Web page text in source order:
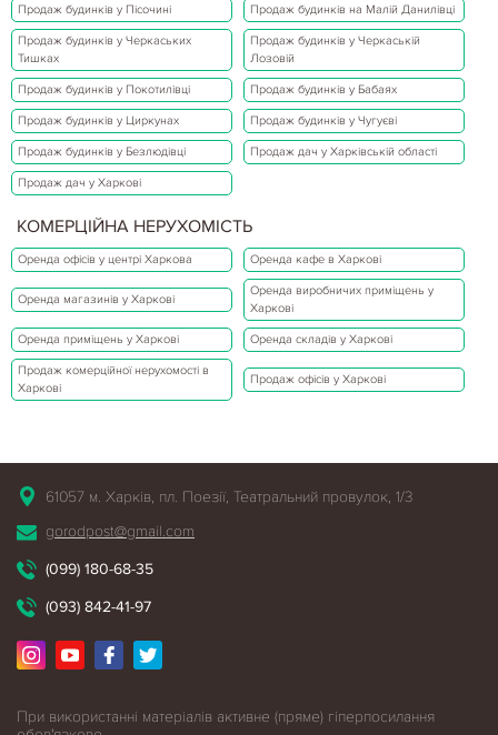
Продаж будинків у Пісочині Продаж будинків на Малій Данилівці
Продаж будинків у Черкаських
Тишках
Продаж будинків у Черкаській
Лозовій
Продаж будинків у Покотилівці Продаж будинків у Бабаях
Продаж будинків у Циркунах Продаж будинків у Чугуєві
Продаж будинків у Безлюдівці Продаж дач у Харківській області
Продаж дач у Харкові
КОМЕРЦІЙНА НЕРУХОМІСТЬ
Оренда офісів у центрі Харкова Оренда кафе в Харкові
Оренда магазинів у Харкові
Оренда виробничих приміщень у
Харкові
Оренда приміщень у Харкові Оренда складів у Харкові
Продаж комерційної нерухомості в
Харкові
Продаж офісів у Харкові
61057 м. Харків, пл. Поезії, Театральний провулок, 1/3
gorodpost@gmail.com
(099) 180-68-35
(093) 842-41-97
При використанні матеріалів активне (пряме) гіперпосилання